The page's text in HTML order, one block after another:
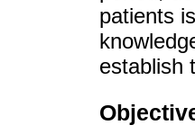
patients
establish